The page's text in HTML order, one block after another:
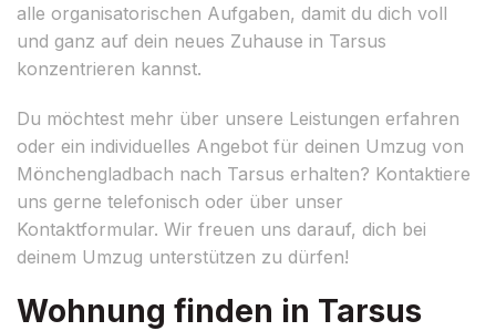
alle organisatorischen Aufgaben, damit du dich voll
und ganz auf dein neues Zuhause in Tarsus
konzentrieren kannst.
Du möchtest mehr über unsere Leistungen erfahren
oder ein individuelles Angebot für deinen Umzug von
Mönchengladbach nach Tarsus erhalten? Kontaktiere
uns gerne telefonisch oder über unser
Kontaktformular. Wir freuen uns darauf, dich bei
deinem Umzug unterstützen zu dürfen!
Wohnung finden in Tarsus